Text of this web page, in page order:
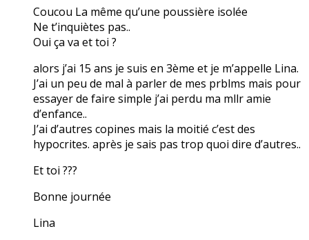
Coucou La même qu’une poussière isolée
Ne t’inquiètes pas..
Oui ça va et toi ?
alors j’ai 15 ans je suis en 3ème et je m’appelle Lina.
J’ai un peu de mal à parler de mes prblms mais pour
essayer de faire simple j’ai perdu ma mllr amie
d’enfance..
J’ai d’autres copines mais la moitié c’est des
hypocrites. après je sais pas trop quoi dire d’autres..
Et toi ???
Bonne journée
Lina